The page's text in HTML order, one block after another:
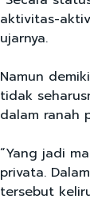
aktivitas-
ujarnya.
Namun
tidak
dalam ranah
“Yang jadi
privata.
tersebut